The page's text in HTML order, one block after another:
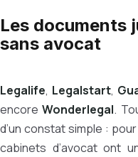
Les documents
sans avocat
Legalife, Legalstart,
encoreWonderlegal.
d’un constat simple :
cabinets d’avocat ont